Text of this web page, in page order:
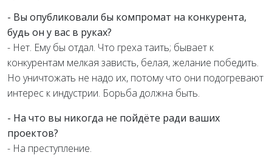
- Вы опубликовали бы компромат на конкурента,
будь он у вас в руках?
- Нет. Ему бы отдал. Что греха таить; бывает к
конкурентам мелкая зависть, белая, желание победить.
Но уничтожать не надо их, потому что они подогревают
интерес к индустрии. Борьба должна быть.
- На что вы никогда не пойдёте ради ваших
проектов?
- На преступление.